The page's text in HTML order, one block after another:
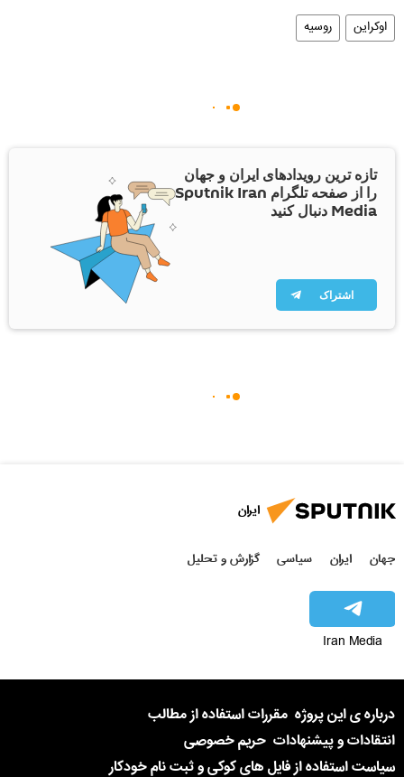
اوکراین روسیه
تازه ترین رویدادهای ایران و جهان
را از صفحه تلگرام Sputnik Iran
Media دنبال کنید
اشتراک
ایران
جهان ایران سیاسی گزارش و تحلیل
Iran Media
درباره ی این پروژه مقررات استفاده از مطالب
انتقادات و پیشنهادات حریم خصوصی
سیاست استفاده از فایل های کوکی و ثبت نام خودکار